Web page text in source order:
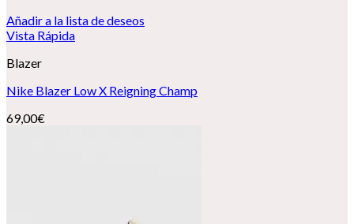
Añadir a la lista de deseos
Vista Rápida
Blazer
Nike Blazer Low X Reigning Champ
69,00€